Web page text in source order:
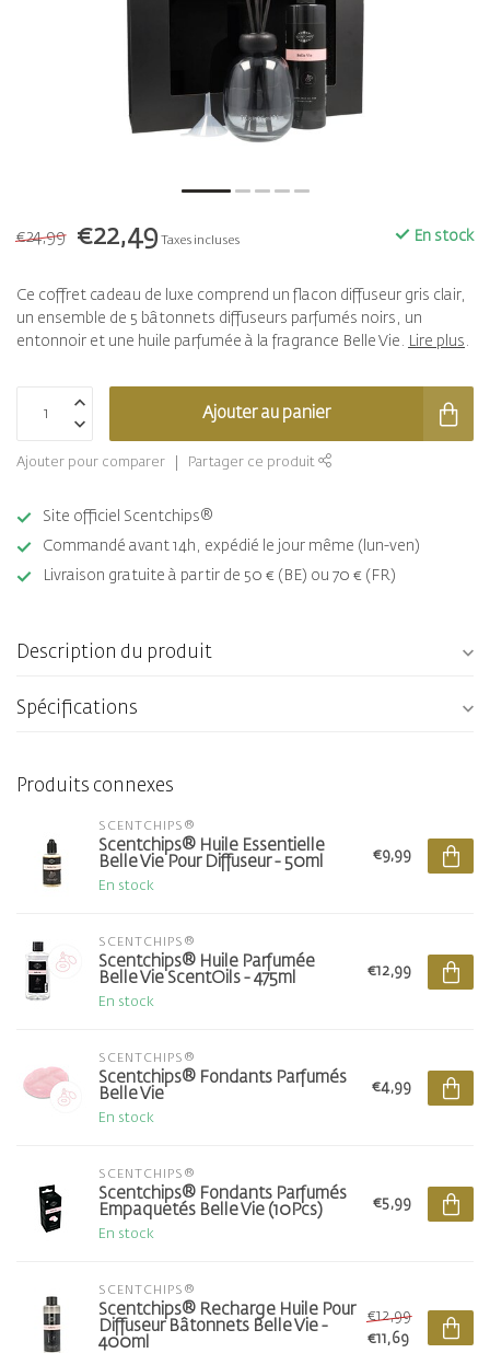
€24,99 €22,49 Taxes incluses En stock
Ce coffret cadeau de luxe comprend un flacon diffuseur gris clair,
un ensemble de 5 bâtonnets diffuseurs parfumés noirs, un
entonnoir et une huile parfumée à la fragrance Belle Vie. Lire plus .
Ajouter au panier
Ajouter pour comparer Partager ce produit
Site officiel Scentchips®
Commandé avant 14h, expédié le jour même (lun-ven)
Livraison gratuite à partir de 50 € (BE) ou 70 € (FR)
Description du produit
Spécifications
Produits connexes
SCENTCHIPS®
Scentchips® Huile Essentielle
Belle Vie Pour Diffuseur - 50ml
En stock
€9,99
SCENTCHIPS®
Scentchips® Huile Parfumée
Belle Vie ScentOils - 475ml
En stock
€12,99
SCENTCHIPS®
Scentchips® Fondants Parfumés
Belle Vie
En stock
€4,99
SCENTCHIPS®
Scentchips® Fondants Parfumés
Empaquetés Belle Vie (10Pcs)
En stock
€5,99
SCENTCHIPS®
Scentchips® Recharge Huile Pour
Diffuseur Bâtonnets Belle Vie -
400ml
€12,99
€11,69